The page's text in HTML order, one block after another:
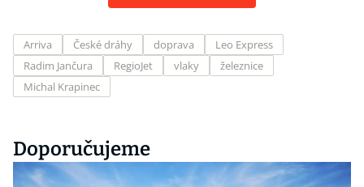
Arriva České dráhy doprava
Leo Express
Radim Jančura
RegioJet vlaky
železnice
Michal Krapinec
Doporučujeme